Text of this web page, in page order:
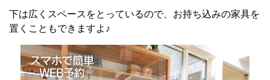
下は広くスペースをとっているので、お持ち込みの家具を
置くこともできますよ♪